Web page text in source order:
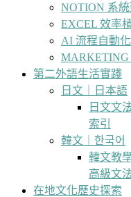
NOTION 系
EXCEL 效率
AI 流程自動化
MARKETING
第二外語生活實踐
日文｜日本語
日文文
索引
韓文｜한국어
韓文教
高級文
在地文化歷史探索